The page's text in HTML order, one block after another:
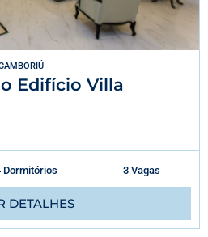
Edifício Villa
Dormitórios 3 Vagas
DETALHES